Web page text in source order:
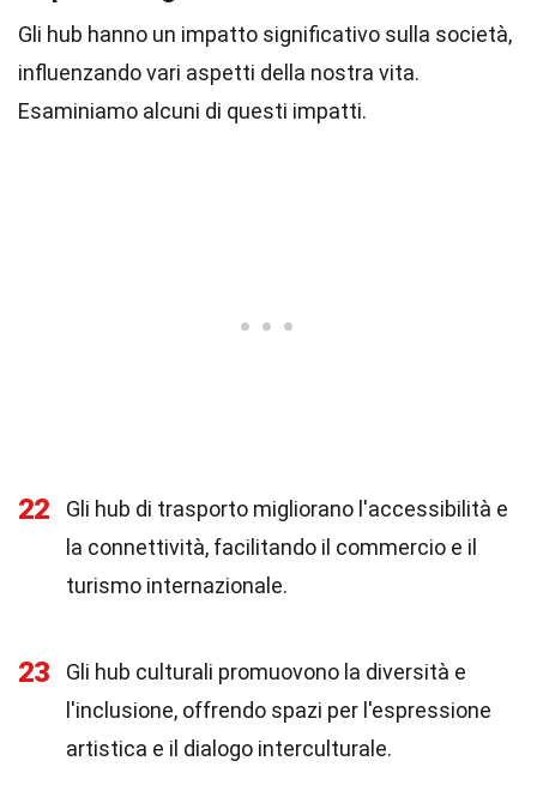
Gli hub hanno un impatto significativo sulla società,
influenzando vari aspetti della nostra vita.
Esaminiamo alcuni di questi impatti.
22
Gli hub di trasporto migliorano l'accessibilità e
la connettività, facilitando il commercio e il
turismo internazionale.
23
Gli hub culturali promuovono la diversità e
l'inclusione, offrendo spazi per l'espressione
artistica e il dialogo interculturale.